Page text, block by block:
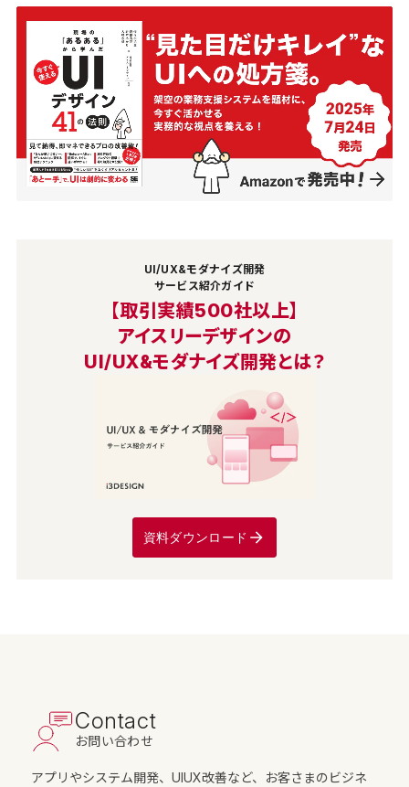
UI/UX&モダナイズ開発
サービス紹介ガイド
【取引実績500社以上】
アイスリーデザインの
UI/UX&モダナイズ開発とは？
資料ダウンロード
Contact
お問い合わせ
アプリやシステム開発、UIUX改善など、お客さまのビジネ